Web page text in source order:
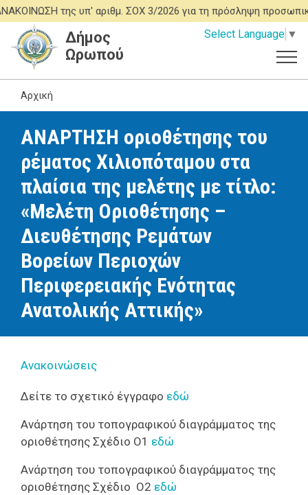
Παράκαμψη
προς
περιεχόμενο
της υπ' αριθμ. ΣΟΧ 3/2026 για τη πρόσληψη
Select Language ▼
Δήμος
Ωρωπού
Αρχική
ΑΝΑΡΤΗΣΗ οριοθέτησης του
ρέματος Χιλιοπόταμου στα
πλαίσια της μελέτης με τίτλο:
«Μελέτη Οριοθέτησης –
Διευθέτησης Ρεμάτων
Βορείων Περιοχών
Περιφερειακής Ενότητας
Ανατολικής Αττικής»
Ανακοινώσεις
Δείτε το σχετικό έγγραφο εδώ
Aνάρτηση του τοπογραφικού διαγράμματος της
οριοθέτησης Σχέδιo Ο1 εδώ
Aνάρτηση του τοπογραφικού διαγράμματος της
οριοθέτησης Σχέδιo O2 εδώ